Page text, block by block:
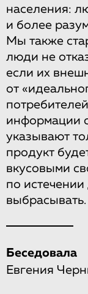
населения:
и более
Мы также
люди не
если их
от
информации
указывают
продукт
вкусовыми
по
выбрасывать.
Беседовала
Евгения